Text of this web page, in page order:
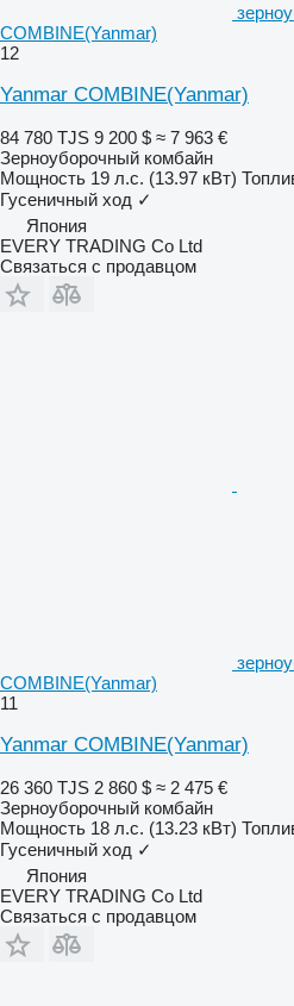
COMBINE(Yanmar)
12
Yanmar COMBINE(Yanmar)
84 780 TJS 9 200 $ ≈ 7 963 €
Зерноуборочный комбайн
Мощность 19 л.с. (13.97 кВт)
Гусеничный ход ✓
Япония
EVERY TRADING Co Ltd
Связаться с продавцом
COMBINE(Yanmar)
11
Yanmar COMBINE(Yanmar)
26 360 TJS 2 860 $ ≈ 2 475 €
Зерноуборочный комбайн
Мощность 18 л.с. (13.23 кВт)
Гусеничный ход ✓
Япония
EVERY TRADING Co Ltd
Связаться с продавцом